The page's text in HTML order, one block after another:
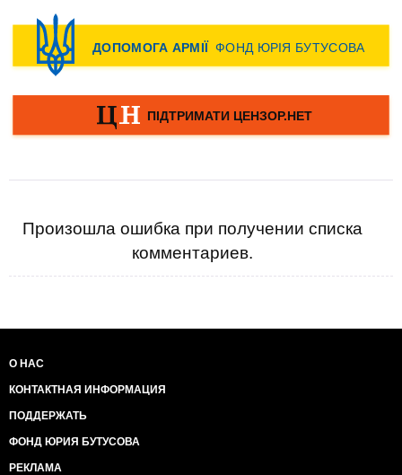
Произошла ошибка при получении списка
комментариев.
О НАС
КОНТАКТНАЯ ИНФОРМАЦИЯ
ПОДДЕРЖАТЬ
ФОНД ЮРИЯ БУТУСОВА
РЕКЛАМА